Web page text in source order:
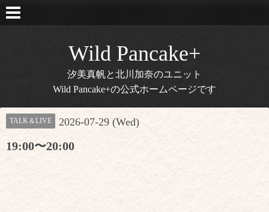
Wild Pancake+
汐美真帆と北川加奈のユニット
Wild Pancake+の公式ホームページです
TALK＆LIVE 2026-07-29 (Wed)
19:00〜20:00